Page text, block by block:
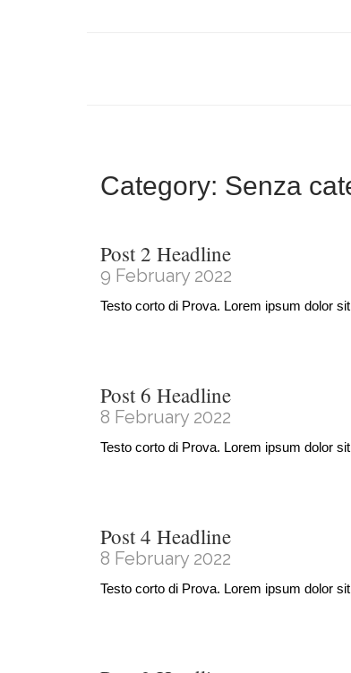
Category: Senza
Post 2 Headline
9 February 2022
Testo corto di Prova. Lorem ipsum dolor
Post 6 Headline
8 February 2022
Testo corto di Prova. Lorem ipsum dolor
Post 4 Headline
8 February 2022
Testo corto di Prova. Lorem ipsum dolor